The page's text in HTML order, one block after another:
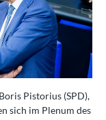
Pistorius (SPD),
sich im Plenum des